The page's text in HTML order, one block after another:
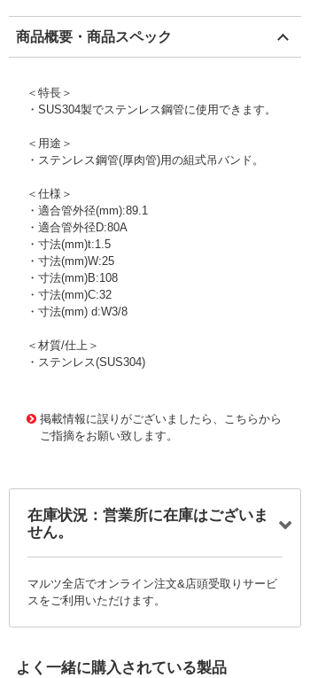
商品概要・商品スペック
＜特長＞
・SUS304製でステンレス鋼管に使用できます。
＜用途＞
・ステンレス鋼管(厚肉管)用の組式吊バンド。
＜仕様＞
・適合管外径(mm):89.1
・適合管外径D:80A
・寸法(mm)t:1.5
・寸法(mm)W:25
・寸法(mm)B:108
・寸法(mm)C:32
・寸法(mm) d:W3/8
＜材質/仕上＞
・ステンレス(SUS304)
掲載情報に誤りがございましたら、こちらから
ご指摘をお願い致します。
在庫状況：営業所に在庫はございま
せん。
マルツ全店でオンライン注文&店頭受取りサービ
スをご利用いただけます。
よく一緒に購入されている製品